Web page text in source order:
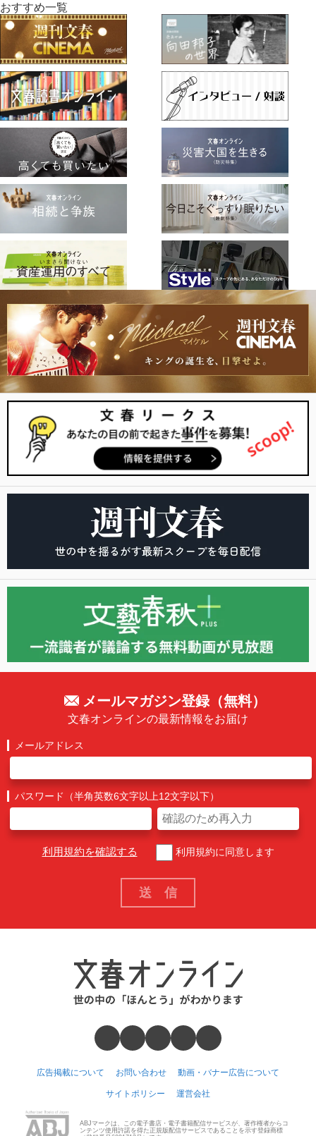
おすすめ一覧
メールマガジン登録（無料）
文春オンラインの最新情報をお届け
メールアドレス
パスワード（半角英数6文字以上12文字以下）
利用規約を確認する 利用規約に同意します
広告掲載について お問い合わせ 動画・バナー広告について
サイトポリシー 運営会社
ABJマークは、この電子書店・電子書籍配信サービスが、著作権者からコ
ンテンツ使用許諾を得た正規版配信サービスであることを示す登録商標